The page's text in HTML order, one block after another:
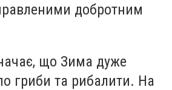
добротним
що Зима дуже
гриби та рибалити. На